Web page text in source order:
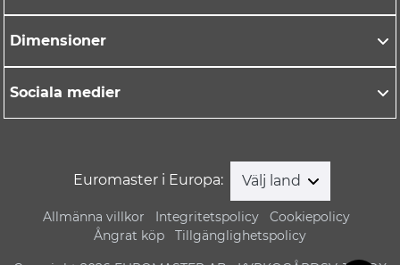
Dimensioner
Sociala medier
Euromaster i Europa: Välj land
Allmänna villkor Integritetspolicy
Cookiepolicy
Ångrat köp
Tillgänglighetspolicy